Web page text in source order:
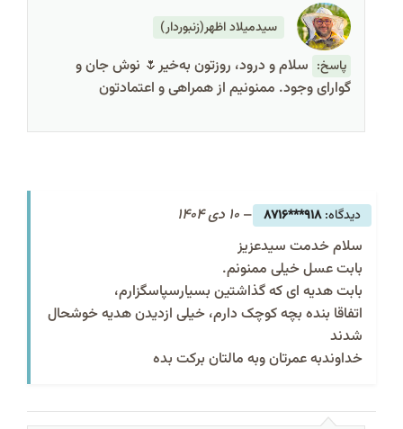
سیدمیلاد اظهر(زنبوردار)
پاسخ: سلام و درود، روزتون به‌خیر🌷 نوش جان و
گوارای وجود. ممنونیم از همراهی و اعتمادتون
918***8716
– 10 دی 1404
سلام خدمت سیدعزیز
بابت عسل خیلی ممنونم.
بابت هدیه ای که گذاشتین بسیارسپاسگزارم،
اتفاقا بنده بچه کوچک دارم، خیلی ازدیدن هدیه خوشحال
شدند
خداوندبه عمرتان وبه مالتان برکت بده